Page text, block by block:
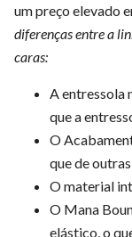
um preço elevado
diferenças entre a
caras:
A entressola
que a
O
que de
O material
O Mana
elástico, o